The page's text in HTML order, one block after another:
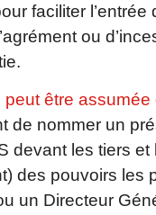
faciliter
ou
être
de nommer un
devant les tiers
des pouvoirs les
un Directeur